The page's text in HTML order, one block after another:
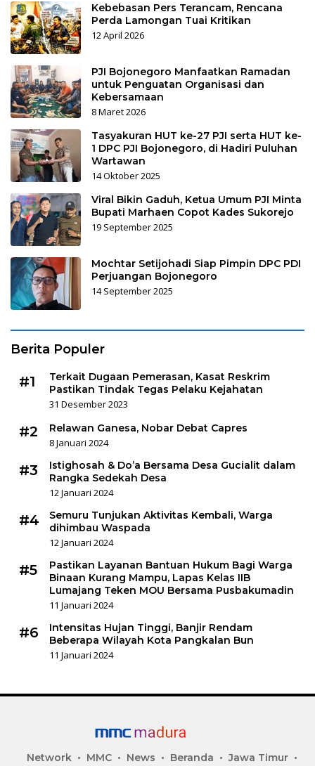
Kebebasan Pers Terancam, Rencana
Perda Lamongan Tuai Kritikan
12 April 2026
PJI Bojonegoro Manfaatkan Ramadan
untuk Penguatan Organisasi dan
Kebersamaan
8 Maret 2026
Tasyakuran HUT ke-27 PJI serta HUT ke-
1 DPC PJI Bojonegoro, di Hadiri Puluhan
Wartawan
14 Oktober 2025
Viral Bikin Gaduh, Ketua Umum PJI Minta
Bupati Marhaen Copot Kades Sukorejo
19 September 2025
Mochtar Setijohadi Siap Pimpin DPC PDI
Perjuangan Bojonegoro
14 September 2025
Berita Populer
#1
Terkait Dugaan Pemerasan, Kasat Reskrim
Pastikan Tindak Tegas Pelaku Kejahatan
31 Desember 2023
#2
Relawan Ganesa, Nobar Debat Capres
8 Januari 2024
#3
Istighosah & Do’a Bersama Desa Gucialit dalam
Rangka Sedekah Desa
12 Januari 2024
#4
Semuru Tunjukan Aktivitas Kembali, Warga
dihimbau Waspada
12 Januari 2024
#5
Pastikan Layanan Bantuan Hukum Bagi Warga
Binaan Kurang Mampu, Lapas Kelas IIB
Lumajang Teken MOU Bersama Pusbakumadin
11 Januari 2024
#6
Intensitas Hujan Tinggi, Banjir Rendam
Beberapa Wilayah Kota Pangkalan Bun
11 Januari 2024
Network MMC News Beranda Jawa Timur